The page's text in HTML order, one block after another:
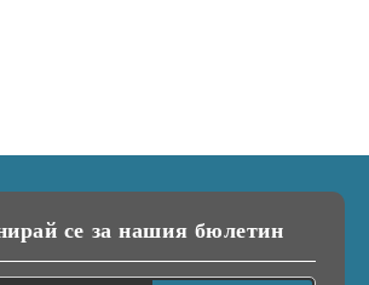
се за нашия бюлетин